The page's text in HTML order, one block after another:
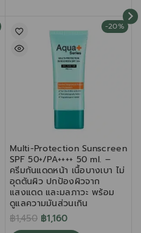
-20%
Multi-Protection Sunscreen
SPF 50+/PA++++ 50 ml. –
ครีมกันแดดหน้า เนื้อบางเบา ไม่
อุดตันผิว ปกป้องผิวจาก
แสงแดด และมลภาวะ พร้อม
ดูแลความมันส่วนเกิน
฿1,450 ฿1,160